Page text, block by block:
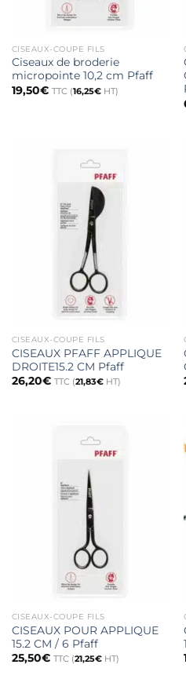
CISEAUX-COUPE FILS
Ciseaux de broderie
micropointe 10,2 cm Pfaff
19,50€ TTC (16,25€HT)
CISEAUX-COUPE FILS
CISEAUX PFAFF APPLIQUE
DROITE15.2 CM Pfaff
26,20€ TTC (21,83€HT)
CISEAUX-COUPE FILS
CISEAUX POUR APPLIQUE
15.2 CM / 6 Pfaff
25,50€ TTC (21,25€HT)